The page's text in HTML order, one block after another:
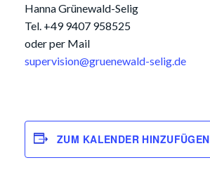
Hanna Grünewald-Selig
Tel. +49 9407 958525
oder per Mail
supervision@gruenewald-selig.de
ZUM KALENDER HINZUFÜGEN